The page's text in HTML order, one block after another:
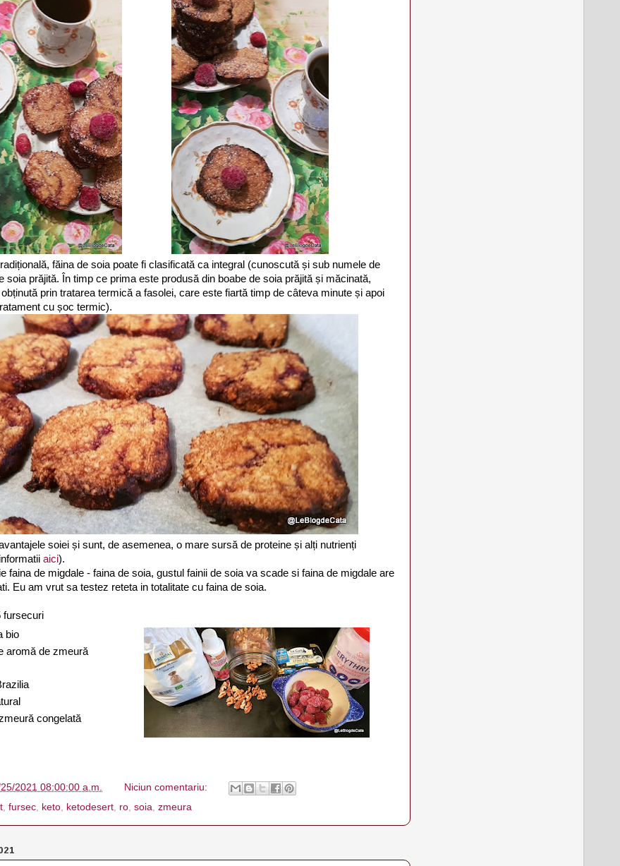
făina de soia poate fi clasificată ca integral (cunoscută și sub numele de
soia prăjită. În timp ce prima este produsă din boabe de soia prăjită și măcinată,
prin tratarea termică a fasolei, care este fiartă timp de câteva minute și apoi
cu șoc termic).
soiei și sunt, de asemenea, o mare sursă de proteine ​​și alți nutrienți
aici).
faina de migdale - faina de soia, gustul fainii de soia va scade si faina de migdale are
Eu am vrut sa testez reteta in totalitate cu faina de soia.
fursecuri
bio
aromă de zmeură
congelată
2021 08:00:00 a.m.
Niciun comentariu:
fursec keto ketodesert ro soia zmeura